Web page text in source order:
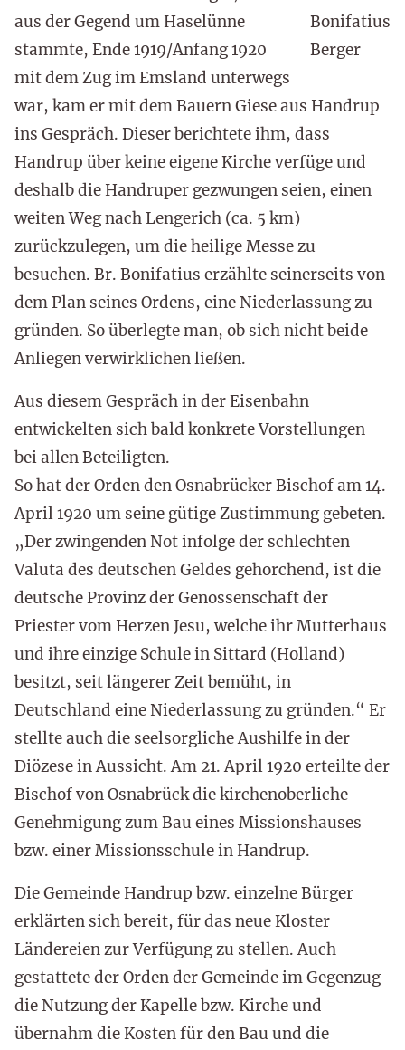
Bonifatius
Berger
aus der Gegend um Haselünne
stammte, Ende 1919/Anfang 1920
mit dem Zug im Emsland unterwegs
war, kam er mit dem Bauern Giese aus Handrup
ins Gespräch. Dieser berichtete ihm, dass
Handrup über keine eigene Kirche verfüge und
deshalb die Handruper gezwungen seien, einen
weiten Weg nach Lengerich (ca. 5 km)
zurückzulegen, um die heilige Messe zu
besuchen. Br. Bonifatius erzählte seinerseits von
dem Plan seines Ordens, eine Niederlassung zu
gründen. So überlegte man, ob sich nicht beide
Anliegen verwirklichen ließen.
Aus diesem Gespräch in der Eisenbahn
entwickelten sich bald konkrete Vorstellungen
bei allen Beteiligten.
So hat der Orden den Osnabrücker Bischof am 14.
April 1920 um seine gütige Zustimmung gebeten.
„Der zwingenden Not infolge der schlechten
Valuta des deutschen Geldes gehorchend, ist die
deutsche Provinz der Genossenschaft der
Priester vom Herzen Jesu, welche ihr Mutterhaus
und ihre einzige Schule in Sittard (Holland)
besitzt, seit längerer Zeit bemüht, in
Deutschland eine Niederlassung zu gründen.“ Er
stellte auch die seelsorgliche Aushilfe in der
Diözese in Aussicht. Am 21. April 1920 erteilte der
Bischof von Osnabrück die kirchenoberliche
Genehmigung zum Bau eines Missionshauses
bzw. einer Missionsschule in Handrup.
Die Gemeinde Handrup bzw. einzelne Bürger
erklärten sich bereit, für das neue Kloster
Ländereien zur Verfügung zu stellen. Auch
gestattete der Orden der Gemeinde im Gegenzug
die Nutzung der Kapelle bzw. Kirche und
übernahm die Kosten für den Bau und die